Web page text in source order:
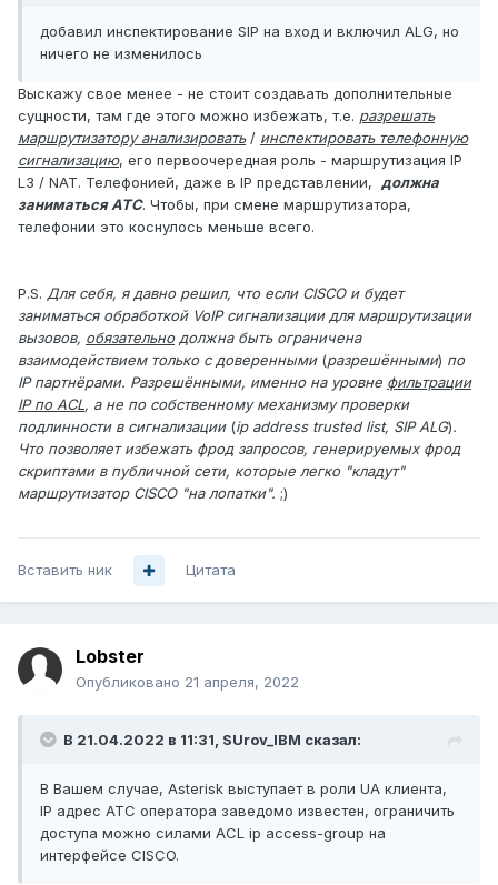
добавил инспектирование SIP на вход и включил ALG, но
ничего не изменилось
Выскажу свое менее - не стоит создавать дополнительные
сущности, там где этого можно избежать, т.е. разрешать
маршрутизатору анализировать/ инспектировать телефонную
сигнализацию, его первоочередная роль - маршрутизация IP
L3 / NAT. Телефонией, даже в IP представлении, должна
заниматься АТС. Чтобы, при смене маршрутизатора,
телефонии это коснулось меньше всего.
P.S. Для себя, я давно решил, что если CISCO и будет
заниматься обработкой VoIP сигнализации для маршрутизации
вызовов, обязательнодолжна быть ограничена
взаимодействием только с доверенными(разрешёнными) по
IP партнёрами. Разрешёнными, именно на уровне фильтрации
IP по ACL, а не по собственному механизму проверки
подлинности в сигнализации (ip address trusted list, SIP ALG).
Что позволяет избежать фрод запросов, генерируемых фрод
скриптами в публичной сети, которые легко "кладут"
маршрутизатор CISCO "на лопатки". ;)
Вставить ник Цитата
Lobster
Опубликовано 21 апреля, 2022
В 21.04.2022 в 11:31, SUrov_IBM сказал:
В Вашем случае, Asterisk выступает в роли UA клиента,
IP адрес АТС оператора заведомо известен, ограничить
доступа можно силами ACL ip access-group на
интерфейсе CISCO.